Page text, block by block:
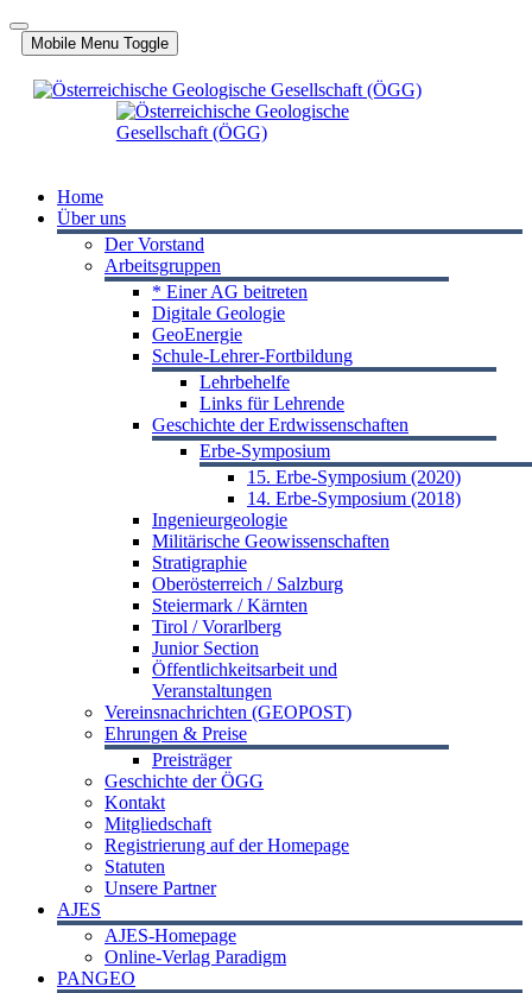
Mobile Menu Toggle
Home
Über uns
Der Vorstand
Arbeitsgruppen
* Einer AG beitreten
Digitale Geologie
GeoEnergie
Schule-Lehrer-Fortbildung
Lehrbehelfe
Links für Lehrende
Geschichte der Erdwissenschaften
Erbe-Symposium
15. Erbe-Symposium (2020)
14. Erbe-Symposium (2018)
Ingenieurgeologie
Militärische Geowissenschaften
Stratigraphie
Oberösterreich / Salzburg
Steiermark / Kärnten
Tirol / Vorarlberg
Junior Section
Öffentlichkeitsarbeit und
Veranstaltungen
Vereinsnachrichten (GEOPOST)
Ehrungen & Preise
Preisträger
Geschichte der ÖGG
Kontakt
Mitgliedschaft
Registrierung auf der Homepage
Statuten
Unsere Partner
AJES
AJES-Homepage
Online-Verlag Paradigm
PANGEO
Jahr
Monat
Jahr
Monat